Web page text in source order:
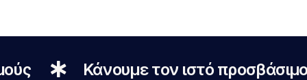
Κάνουμε τον ιστό προσβάσιμο σε